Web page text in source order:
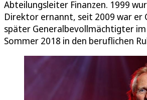
Abteilungsleiter Finanzen. 1999
Direktor ernannt, seit 2009 war er
später Generalbevollmächtigter im
Sommer 2018 in den beruflichen